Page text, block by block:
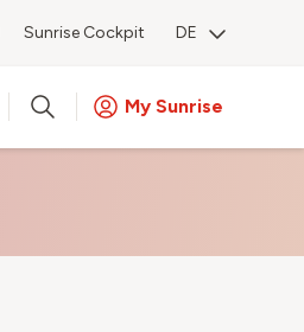
Sunrise Cockpit DE
My Sunrise